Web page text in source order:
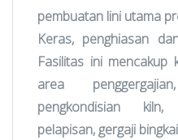
pembuatan lini utama
Keras, penghiasan
Fasilitas ini
area
pengkondisian kiln,
pelapisan, gergaji